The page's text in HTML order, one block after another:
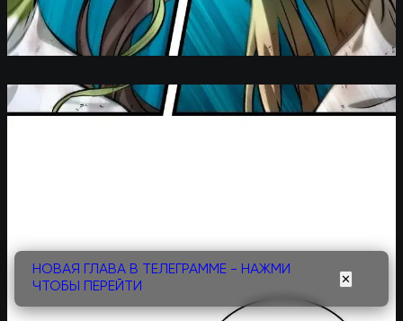
НОВАЯ ГЛАВА В ТЕЛЕГРАММЕ - НАЖМИ
ЧТОБЫ ПЕРЕЙТИ
✕